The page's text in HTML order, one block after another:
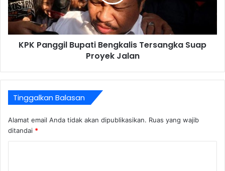
KPK Panggil Bupati Bengkalis Tersangka Suap
Proyek Jalan
Tinggalkan Balasan
Alamat email Anda tidak akan dipublikasikan. Ruas yang wajib
ditandai *